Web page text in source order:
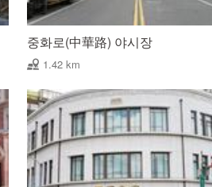
중화로(中華路) 야시장
1.42 km